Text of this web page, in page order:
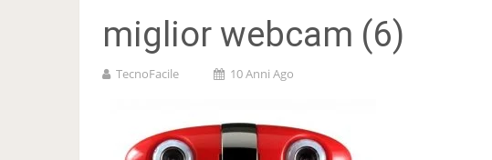
miglior webcam (6)
TecnoFacile 10 Anni Ago